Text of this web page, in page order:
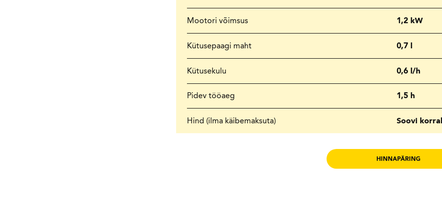
Mootori võimsus 1,2 kW
Kütusepaagi maht 0,7 l
Kütusekulu 0,6 l/h
Pidev tööaeg 1,5 h
Hind (ilma käibemaksuta) Soovi korral
HINNAPÄRING